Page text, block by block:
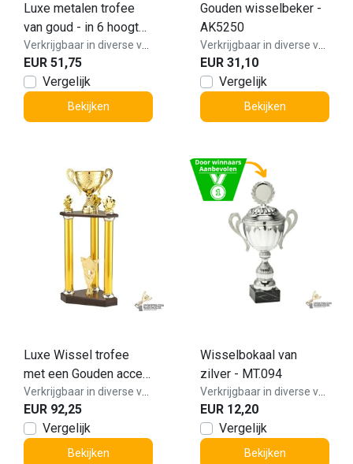
Luxe metalen trofee
van goud - in 6 hoogtes
- LT.089
EUR 51,75
Vergelijk
Bekijken
Gouden wisselbeker -
AK5250
EUR 31,10
Vergelijk
Bekijken
Luxe Wissel trofee
met een Gouden accent
kleur - LT.086
EUR 92,25
Vergelijk
Bekijken
Wisselbokaal van
zilver - MT.094
EUR 12,20
Vergelijk
Bekijken